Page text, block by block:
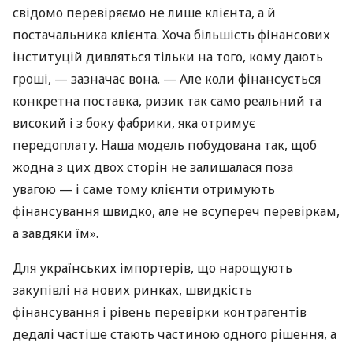
свідомо перевіряємо не лише клієнта, а й
постачальника клієнта. Хоча більшість фінансових
інституцій дивляться тільки на того, кому дають
гроші, — зазначає вона. — Але коли фінансується
конкретна поставка, ризик так само реальний та
високий і з боку фабрики, яка отримує
передоплату. Наша модель побудована так, щоб
жодна з цих двох сторін не залишалася поза
увагою — і саме тому клієнти отримують
фінансування швидко, але не всупереч перевіркам,
а завдяки їм».
Для українських імпортерів, що нарощують
закупівлі на нових ринках, швидкість
фінансування і рівень перевірки контрагентів
дедалі частіше стають частиною одного рішення, а